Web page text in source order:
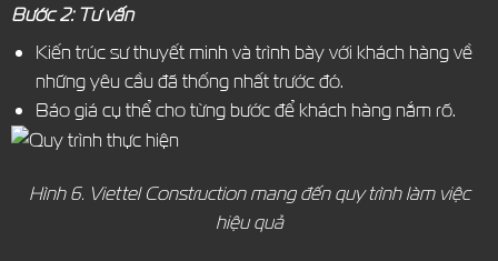
Bước 2: Tư vấn
Kiến trúc sư thuyết minh và trình bày với khách hàng về
những yêu cầu đã thống nhất trước đó.
Báo giá cụ thể cho từng bước để khách hàng nắm rõ.
Hình 6. Viettel Construction mang đến quy trình làm việc
hiệu quả